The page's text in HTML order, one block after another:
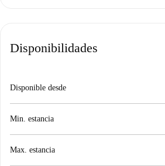
Disponibilidades
Disponible desde
Min. estancia
Max. estancia